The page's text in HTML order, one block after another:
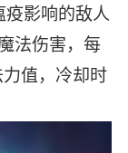
影响的敌人
法伤害，每
值，冷却时